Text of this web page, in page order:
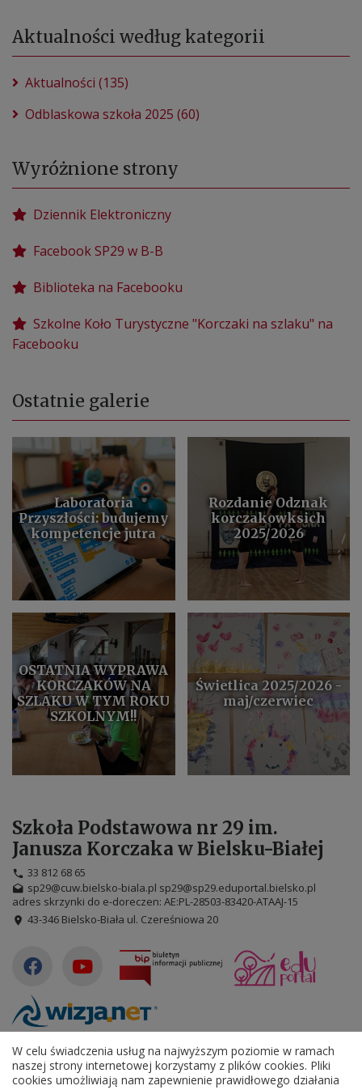
W celu świadczenia usług na najwyższym poziomie w ramach
naszej strony internetowej korzystamy z plików cookies. Pliki
cookies umożliwiają nam zapewnienie prawidłowego działania
Aktualności według kategorii
Aktualności (135)
Odblaskowa szkoła 2025 (60)
Wyróżnione strony
Dziennik Elektroniczny
Facebook SP29 w B-B
Biblioteka na Facebooku
Szkolne Koło Turystyczne "Korczaki na szlaku" na
Facebooku
Ostatnie galerie
Laboratoria
Przyszłości: budujemy
kompetencje jutra
Rozdanie Odznak
korczakowksich
2025/2026
OSTATNIA WYPRAWA
KORCZAKÓW NA
SZLAKU W TYM ROKU
SZKOLNYM!!
Świetlica 2025/2026 -
maj/czerwiec
Szkoła Podstawowa nr 29 im.
Janusza Korczaka w Bielsku-Białej
33 812 68 65
sp29@cuw.bielsko-biala.pl sp29@sp29.eduportal.bielsko.pl
adres skrzynki do e-doreczen: AE:PL-28503-83420-ATAAJ-15
43-346 Bielsko-Biała ul. Czereśniowa 20
© 2026 WizjaNet Wszystkie prawa zastrzeżone.
Deklaracja dostępności